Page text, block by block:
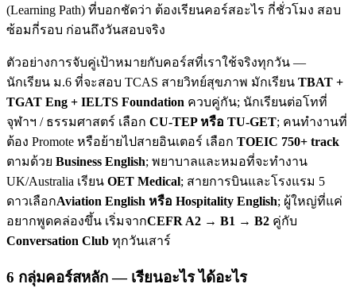
(Learning Path) ที่บอกชัดว่า ต้องเรียนคอร์สอะไร กี่ชั่วโมง สอบ
ซ้อมกี่รอบ ก่อนถึงวันสอบจริง
ตัวอย่างการจับคู่เป้าหมายกับคอร์สที่เราใช้จริงทุกวัน —
นักเรียน ม.6 ที่จะสอบ TCAS สายวิทย์สุขภาพ มักเรียน TBAT +
TGAT Eng + IELTS Foundation ควบคู่กัน; นักเรียนต่อโทที่
จุฬาฯ / ธรรมศาสตร์ เลือก CU-TEP หรือ TU-GET; คนทำงานที่
ต้อง Promote หรือย้ายไปสายอินเตอร์ เลือก TOEIC 750+ track
ตามด้วย Business English; พยาบาลและหมอที่จะทำงาน
UK/Australia เรียน OET Medical; สายการบินและโรงแรม 5
ดาวเลือกAviation English หรือ Hospitality English; ผู้ใหญ่ที่แค่
อยากพูดคล่องขึ้น เริ่มจากCEFR A2 → B1 → B2 คู่กับ
Conversation Club ทุกวันเสาร์
6 กลุ่มคอร์สหลัก — เรียนอะไร ได้อะไร